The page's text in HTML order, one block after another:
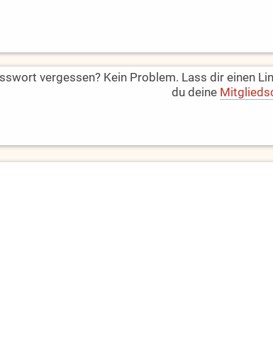
vergessen? Kein Problem. Lass dir einen
du deine